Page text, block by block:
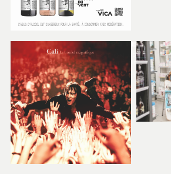
PHILIPPE
DIRECTION
IDENTITÉ DE
PRINT, WEB,